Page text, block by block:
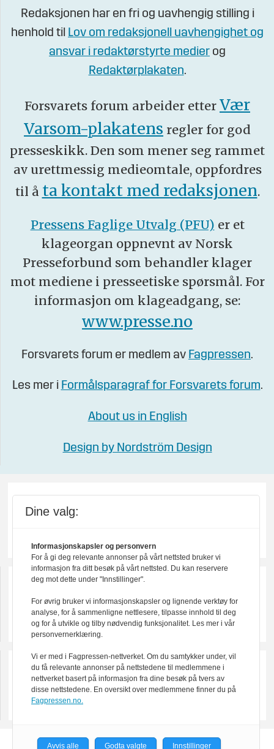
Redaksjonen har en fri og uavhengig stilling i
henhold til Lov om redaksjonell uavhengighet og
ansvar i redaktørstyrte medier og
Redaktørplakaten.
Forsvarets forum arbeider etter Vær
Varsom-plakatens regler for god
presseskikk. Den som mener seg rammet
av urettmessig medieomtale, oppfordres
til å ta kontakt med redaksjonen.
Pressens Faglige Utvalg (PFU) er et
klageorgan oppnevnt av Norsk
Presseforbund som behandler klager
mot mediene i presseetiske spørsmål. For
informasjon om klageadgang, se:
www.presse.no
Forsvarets forum er medlem av Fagpressen.
Les mer i Formålsparagraf for Forsvarets forum.
About us in English
Design by Nordström Design
Dine valg:
Informasjonskapsler og personvern
For å gi deg relevante annonser på vårt nettsted bruker vi
informasjon fra ditt besøk på vårt nettsted. Du kan reservere
deg mot dette under "Innstillinger".
For øvrig bruker vi informasjonskapsler og lignende verktøy for
analyse, for å sammenligne nettlesere, tilpasse innhold til deg
og for å utvikle og tilby nødvendig funksjonalitet. Les mer i vår
personvernerklæring.
Vi er med i Fagpressen-nettverket. Om du samtykker under, vil
du få relevante annonser på nettstedene til medlemmene i
nettverket basert på informasjon fra dine besøk på tvers av
disse nettstedene. En oversikt over medlemmene finner du på
Fagpressen.no.
Avvis alle Godta valgte Innstillinger